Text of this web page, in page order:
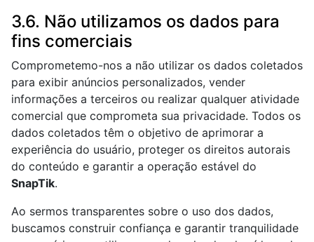
3.6. Não utilizamos os dados para
fins comerciais
Comprometemo-nos a não utilizar os dados coletados
para exibir anúncios personalizados, vender
informações a terceiros ou realizar qualquer atividade
comercial que comprometa sua privacidade. Todos os
dados coletados têm o objetivo de aprimorar a
experiência do usuário, proteger os direitos autorais
do conteúdo e garantir a operação estável do
SnapTik.
Ao sermos transparentes sobre o uso dos dados,
buscamos construir confiança e garantir tranquilidade